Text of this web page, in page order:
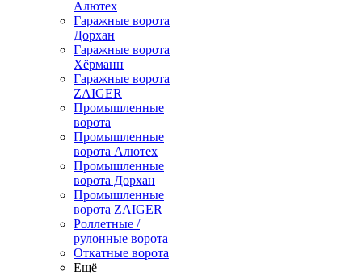
Алютех
Гаражные ворота
Дорхан
Гаражные ворота
Хёрманн
Гаражные ворота
ZAIGER
Промышленные
ворота
Промышленные
ворота Алютех
Промышленные
ворота Дорхан
Промышленные
ворота ZAIGER
Роллетные /
рулонные ворота
Откатные ворота
Ещё